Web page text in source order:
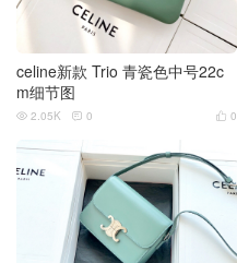
celine新款 Trio 青瓷色中号22c
m细节图
 0
 2.05K  0